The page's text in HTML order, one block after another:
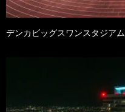
デンカビッグスワンスタジアム